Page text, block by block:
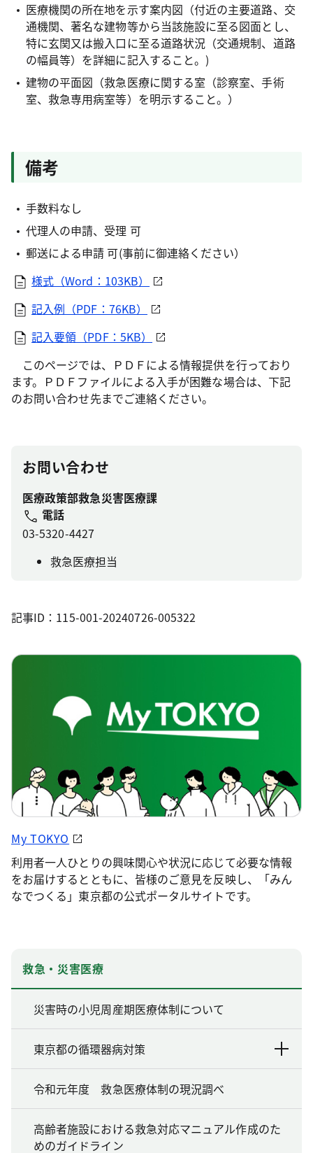
医療機関の所在地を示す案内図（付近の主要道路、交
通機関、著名な建物等から当該施設に至る図面とし、
特に玄関又は搬入口に至る道路状況（交通規制、道路
の幅員等）を詳細に記入すること。)
建物の平面図（救急医療に関する室（診察室、手術
室、救急専用病室等）を明示すること。）
備考
手数料なし
代理人の申請、受理 可
郵送による申請 可(事前に御連絡ください）
様式（Word：103KB）
記入例（PDF：76KB）
記入要領（PDF：5KB）
このページでは、ＰＤＦによる情報提供を行っており
ます。ＰＤＦファイルによる入手が困難な場合は、下記
のお問い合わせ先までご連絡ください。
お問い合わせ
医療政策部救急災害医療課
電話
03-5320-4427
救急医療担当
記事ID：115-001-20240726-005322
My TOKYO
利用者一人ひとりの興味関心や状況に応じて必要な情報
をお届けするとともに、皆様のご意見を反映し、「みん
なでつくる」東京都の公式ポータルサイトです。
救急・災害医療
災害時の小児周産期医療体制について
東京都の循環器病対策
令和元年度 救急医療体制の現況調べ
高齢者施設における救急対応マニュアル作成のた
めのガイドライン